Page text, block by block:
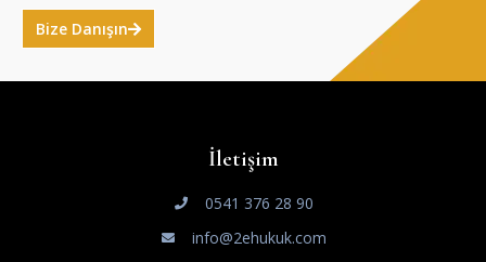
Bize Danışın
İletişim
0541 376 28 90
info@2ehukuk.com